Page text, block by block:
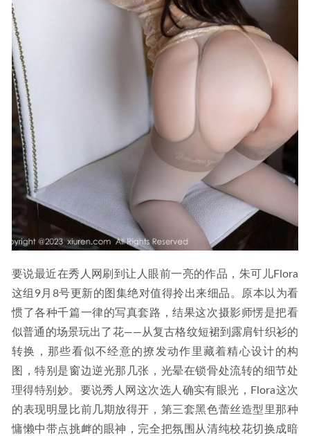
要说最近在秀人网刷到让人眼前一亮的作品，朱可儿Flora
这组9月8号更新的图集绝对值得拎出来细品。原本以为看
惯了各种千篇一律的写真套路，结果这次摄影师愣是把看
似普通的场景玩出了花——从复古格纹短裙到露肩针织衫的
转换，那些看似不经意的撩发动作里藏着精心设计的构
图，特别是窗边逆光那几张，光晕在锁骨处流转的细节处
理得特别妙。要说秀人网这次选人确实有眼光，Flora这次
的表现明显比前几期放得开，第三套黑色蕾丝造型里那种
慵懒中带点挑衅的眼神，完全把氛围从清纯校花切换成暗